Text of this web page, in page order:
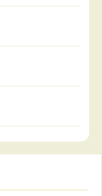
вряд ли